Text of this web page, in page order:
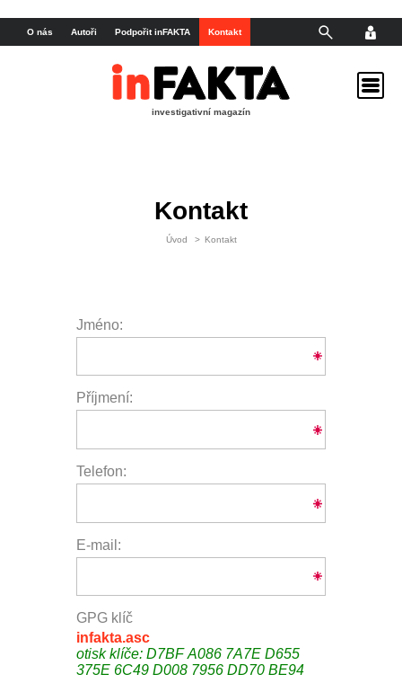
Kontakt
Úvod > Kontakt
Jméno:
Příjmení:
Telefon:
E-mail:
GPG klíč
infakta.asc
otisk klíče: D7BF A086 7A7E D655
375E 6C49 D008 7956 DD70 BE94
investigativní magazín
O nás Autoři Podpořit inFAKTA Kontakt